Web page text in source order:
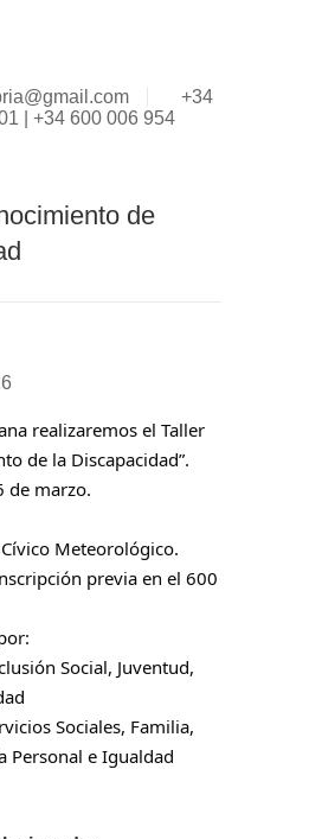
+34
| +34 600 006 954
usted aquí
de
realizaremos el Taller
de la Discapacidad”.
de marzo.
Meteorológico.
previa en el 600
Social, Juventud,
Sociales, Familia,
Personal e Igualdad